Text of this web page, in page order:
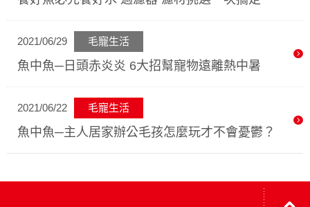
2021/06/29 毛寵生活
魚中魚─日頭赤炎炎 6大招幫寵物遠離熱中暑
2021/06/22 毛寵生活
魚中魚─主人居家辦公毛孩怎麼玩才不會憂鬱？